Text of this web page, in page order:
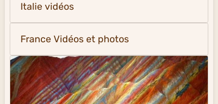
Italie vidéos
France Vidéos et photos